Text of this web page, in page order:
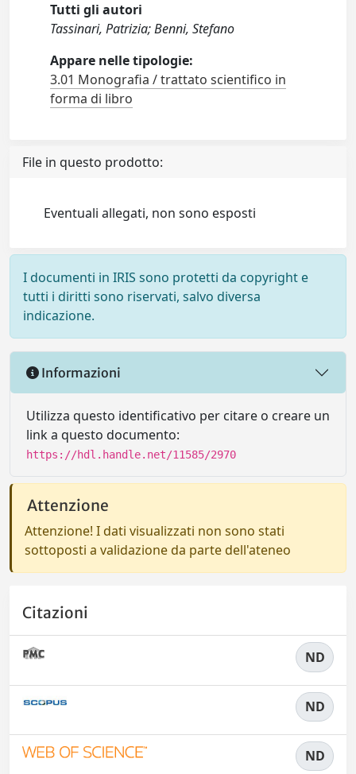
Tutti gli autori
Tassinari, Patrizia; Benni, Stefano
Appare nelle tipologie:
3.01 Monografia / trattato scientifico in
forma di libro
File in questo prodotto:
Eventuali allegati, non sono esposti
I documenti in IRIS sono protetti da copyright e
tutti i diritti sono riservati, salvo diversa
indicazione.
Informazioni
Utilizza questo identificativo per citare o creare un
link a questo documento:
https://hdl.handle.net/11585/2970
Attenzione
Attenzione! I dati visualizzati non sono stati
sottoposti a validazione da parte dell'ateneo
Citazioni
ND
ND
ND